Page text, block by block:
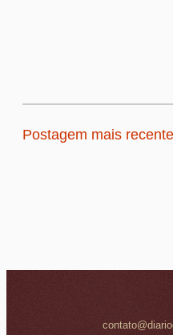
Postagem mais recente